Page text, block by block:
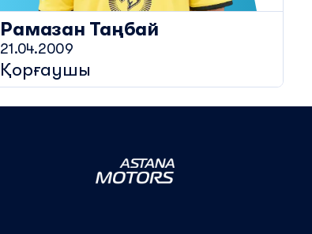
Рамазан Таңбай
21.04.2009
Қорғаушы